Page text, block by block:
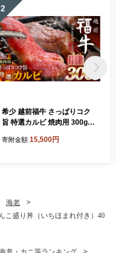
2
希少 越前福牛 さっぱりコク
旨 特選カルビ 焼肉用 300g
牛 赤身和牛 かるび 肉 牛 牛
寄附金額 15,500円
海老
こ盛り丼（いちほまれ付き）40